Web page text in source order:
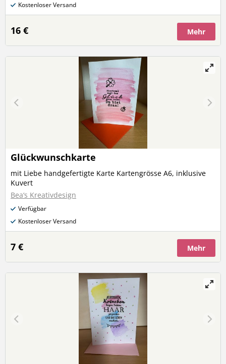
Kostenloser Versand
16 € Mehr
Glückwunschkarte
mit Liebe handgefertigte Karte Kartengrösse A6, inklusive
Kuvert
Bea‘s Kreativdesign
Verfügbar
Kostenloser Versand
7 € Mehr